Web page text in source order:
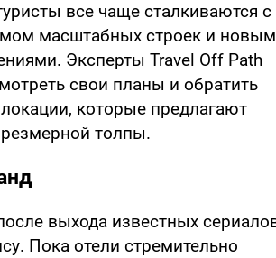
все чаще сталкиваются с
масштабных строек и
Эксперты Travel Off Path
свои планы и обратить
которые предлагают
толпы.
выхода известных
Пока отели стремительно